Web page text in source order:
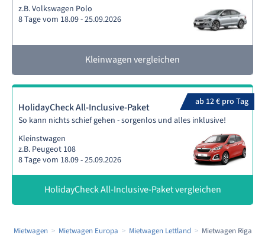
z.B. Volkswagen Polo
8 Tage vom 18.09 - 25.09.2026
Kleinwagen vergleichen
ab 12 € pro Tag
HolidayCheck All-Inclusive-Paket
So kann nichts schief gehen - sorgenlos und alles inklusive!
Kleinstwagen
z.B. Peugeot 108
8 Tage vom 18.09 - 25.09.2026
HolidayCheck All-Inclusive-Paket vergleichen
Mietwagen Mietwagen Europa Mietwagen Lettland Mietwagen Riga